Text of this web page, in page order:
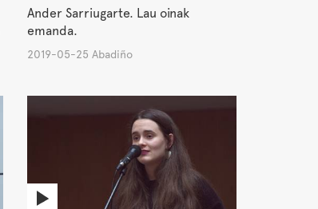
Ander Sarriugarte. Lau oinak
emanda.
2019-05-25 Abadiño